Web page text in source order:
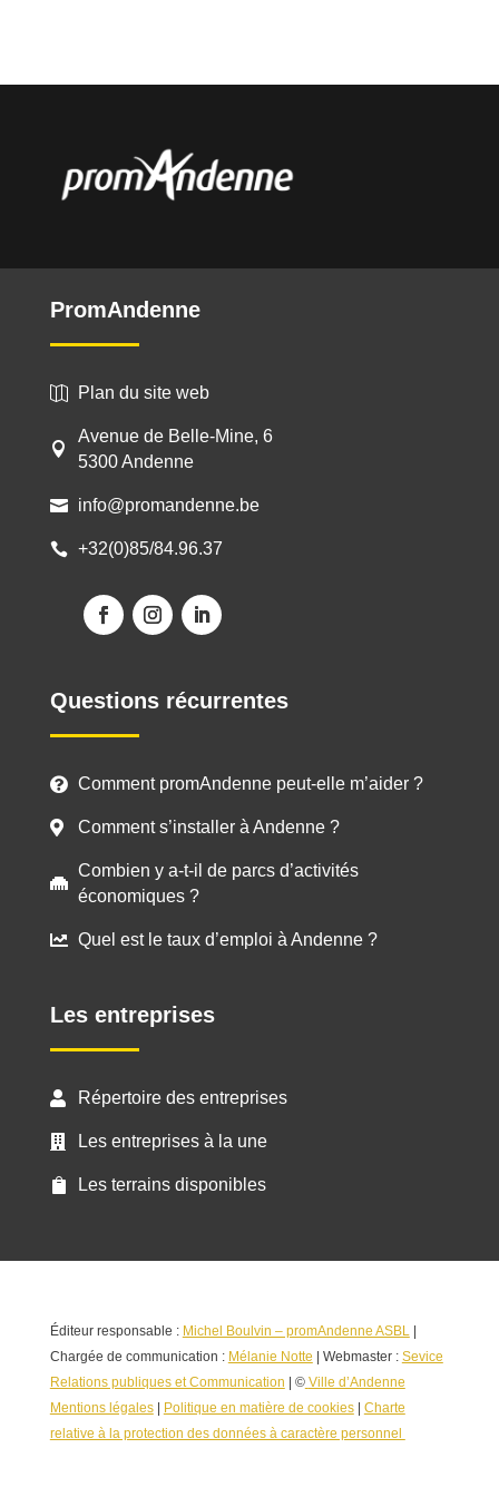
PromAndenne
 Plan du site web

Avenue de Belle-Mine, 6
5300 Andenne
 info@promandenne.be
 +32(0)85/84.96.37
Questions récurrentes
 Comment promAndenne peut-elle m’aider ?
 Comment s’installer à Andenne ?

Combien y a-t-il de parcs d’activités
économiques ?
 Quel est le taux d’emploi à Andenne ?
Les entreprises
 Répertoire des entreprises
 Les entreprises à la une
 Les terrains disponibles
Éditeur responsable : Michel Boulvin – promAndenne ASBL
Chargée de communication : Mélanie Notte | Webmaster : Sevice
Relations publiques et Communication
| © Ville d’Andenne
Mentions légales
Politique en matière de cookies
Charte
relative à la protection des données à caractère personnel